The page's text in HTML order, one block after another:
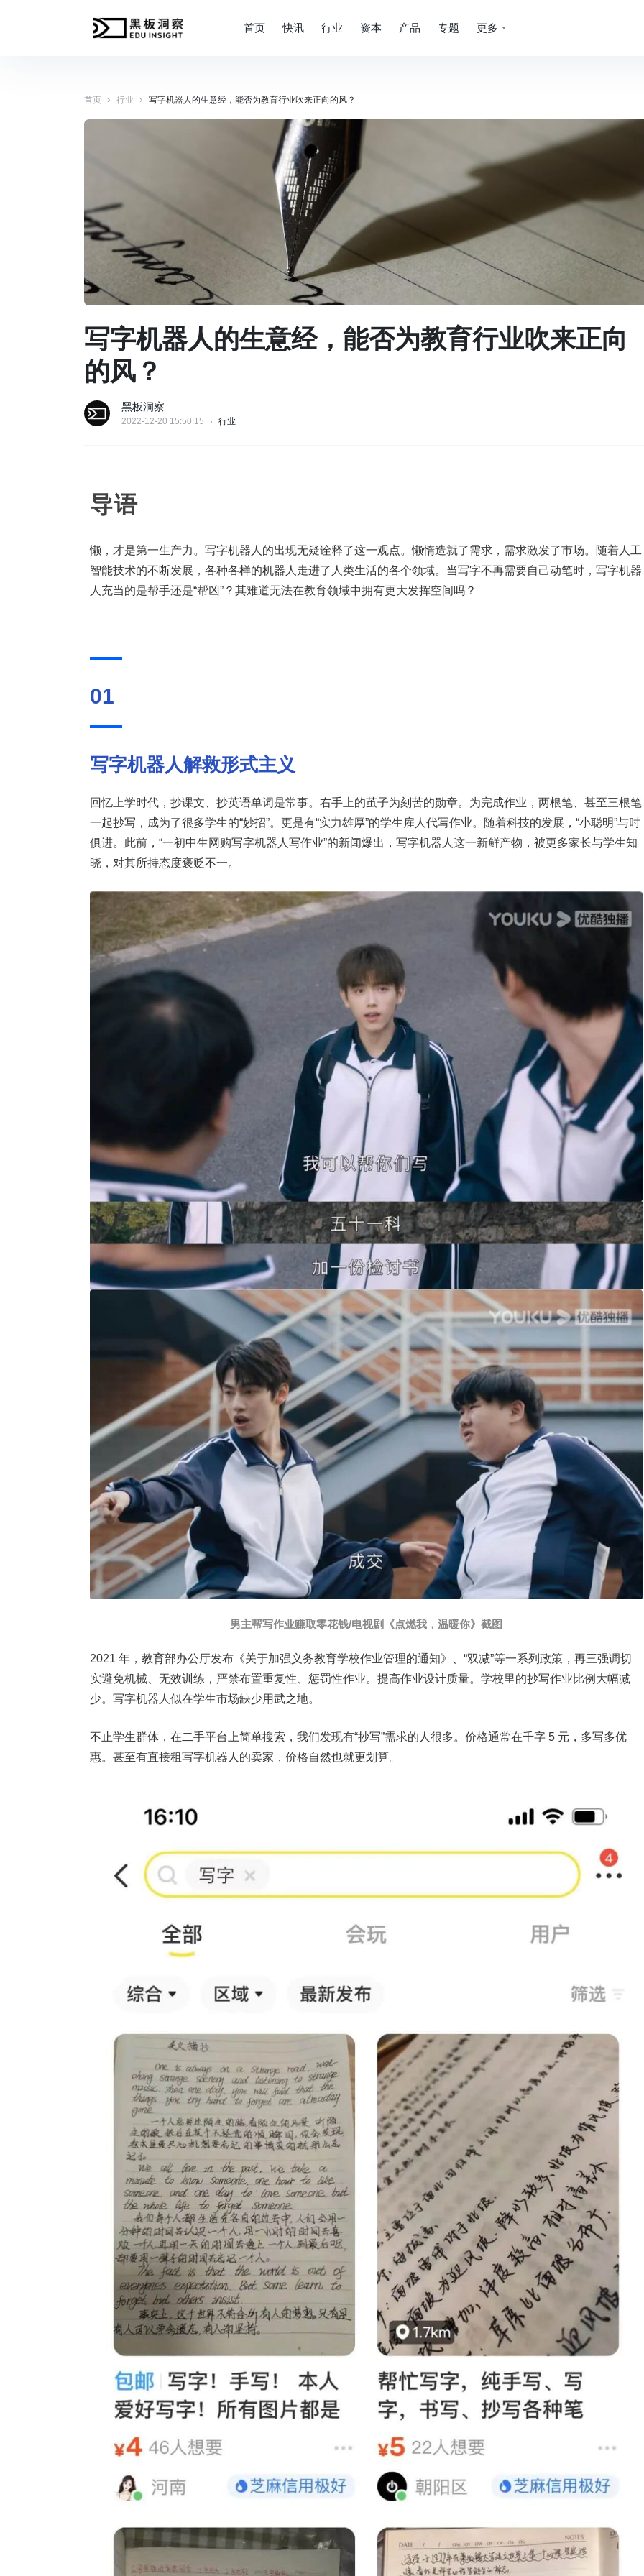
首页 快讯 行业 资本 产品 专题 更多
首页 › 行业 › 写字机器人的生意经，能否为教育行业吹来正向的风？
写字机器人的生意经，能否为教育行业吹来正向
的风？
黑板洞察
2022-12-20 15:50:15 行业
导语
懒，才是第一生产力。写字机器人的出现无疑诠释了这一观点。懒惰造就了需求，需求激发了市场。随着人工
智能技术的不断发展，各种各样的机器人走进了人类生活的各个领域。当写字不再需要自己动笔时，写字机器
人充当的是帮手还是“帮凶”？其难道无法在教育领域中拥有更大发挥空间吗？
01
写字机器人解救形式主义
回忆上学时代，抄课文、抄英语单词是常事。右手上的茧子为刻苦的勋章。为完成作业，两根笔、甚至三根笔
一起抄写，成为了很多学生的“妙招”。更是有“实力雄厚”的学生雇人代写作业。随着科技的发展，“小聪明”与时
俱进。此前，“一初中生网购写字机器人写作业”的新闻爆出，写字机器人这一新鲜产物，被更多家长与学生知
晓，对其所持态度褒贬不一。
男主帮写作业赚取零花钱/电视剧《点燃我，温暖你》截图
2021 年，教育部办公厅发布《关于加强义务教育学校作业管理的通知》、“双减”等一系列政策，再三强调切
实避免机械、无效训练，严禁布置重复性、惩罚性作业。提高作业设计质量。学校里的抄写作业比例大幅减
少。写字机器人似在学生市场缺少用武之地。
不止学生群体，在二手平台上简单搜索，我们发现有“抄写”需求的人很多。价格通常在千字 5 元，多写多优
惠。甚至有直接租写字机器人的卖家，价格自然也就更划算。